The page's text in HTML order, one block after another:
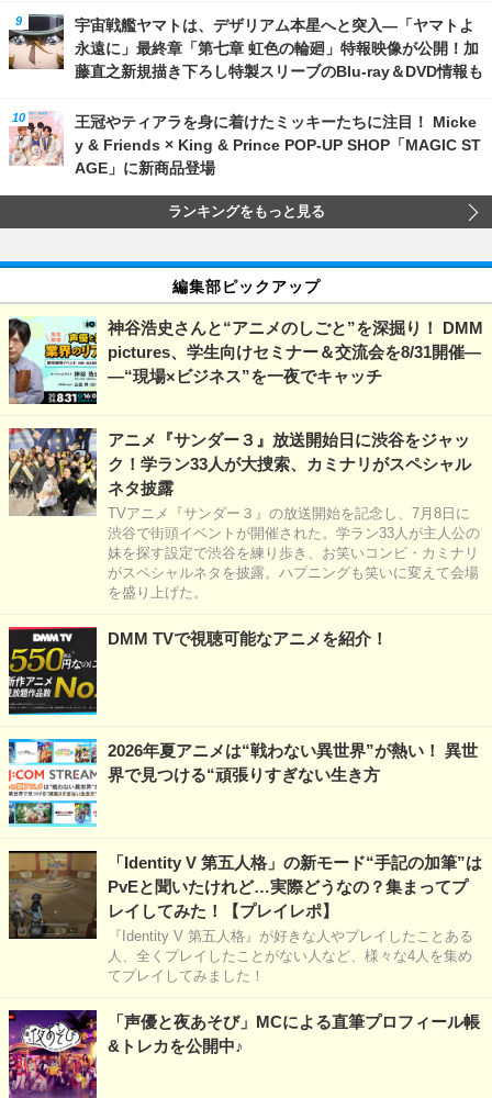
宇宙戦艦ヤマトは、デザリアム本星へと突入―「ヤマトよ
永遠に」最終章「第七章 虹色の輪廻」特報映像が公開！加
藤直之新規描き下ろし特製スリーブのBlu-ray＆DVD情報も
王冠やティアラを身に着けたミッキーたちに注目！ Micke
y & Friends × King & Prince POP-UP SHOP「MAGIC ST
AGE」に新商品登場
ランキングをもっと見る
編集部ピックアップ
神谷浩史さんと“アニメのしごと”を深掘り！ DMM
pictures、学生向けセミナー＆交流会を8/31開催―
―“現場×ビジネス”を一夜でキャッチ
アニメ『サンダー３』放送開始日に渋谷をジャッ
ク！学ラン33人が大捜索、カミナリがスペシャル
ネタ披露
TVアニメ『サンダー３』の放送開始を記念し、7月8日に
渋谷で街頭イベントが開催された。学ラン33人が主人公の
妹を探す設定で渋谷を練り歩き、お笑いコンビ・カミナリ
がスペシャルネタを披露。ハプニングも笑いに変えて会場
を盛り上げた。
DMM TVで視聴可能なアニメを紹介！
2026年夏アニメは“戦わない異世界”が熱い！ 異世
界で見つける“頑張りすぎない生き方
「Identity V 第五人格」の新モード“手記の加筆”は
PvEと聞いたけれど…実際どうなの？集まってプ
レイしてみた！【プレイレポ】
『Identity V 第五人格』が好きな人やプレイしたことある
人、全くプレイしたことがない人など、様々な4人を集め
てプレイしてみました！
「声優と夜あそび」MCによる直筆プロフィール帳
&トレカを公開中♪